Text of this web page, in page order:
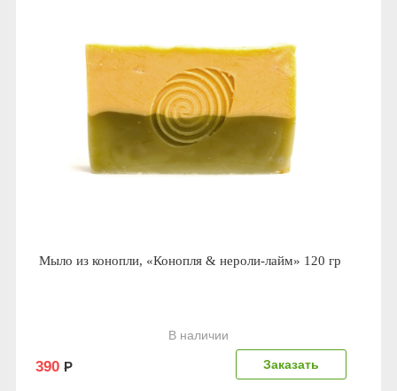
Мыло из конопли, «Конопля & нероли-лайм» 120 гр
В наличии
Заказать
390 Р